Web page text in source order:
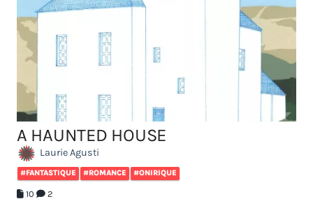
A HAUNTED HOUSE
Laurie Agusti
#FANTASTIQUE #ROMANCE #ONIRIQUE
10 2